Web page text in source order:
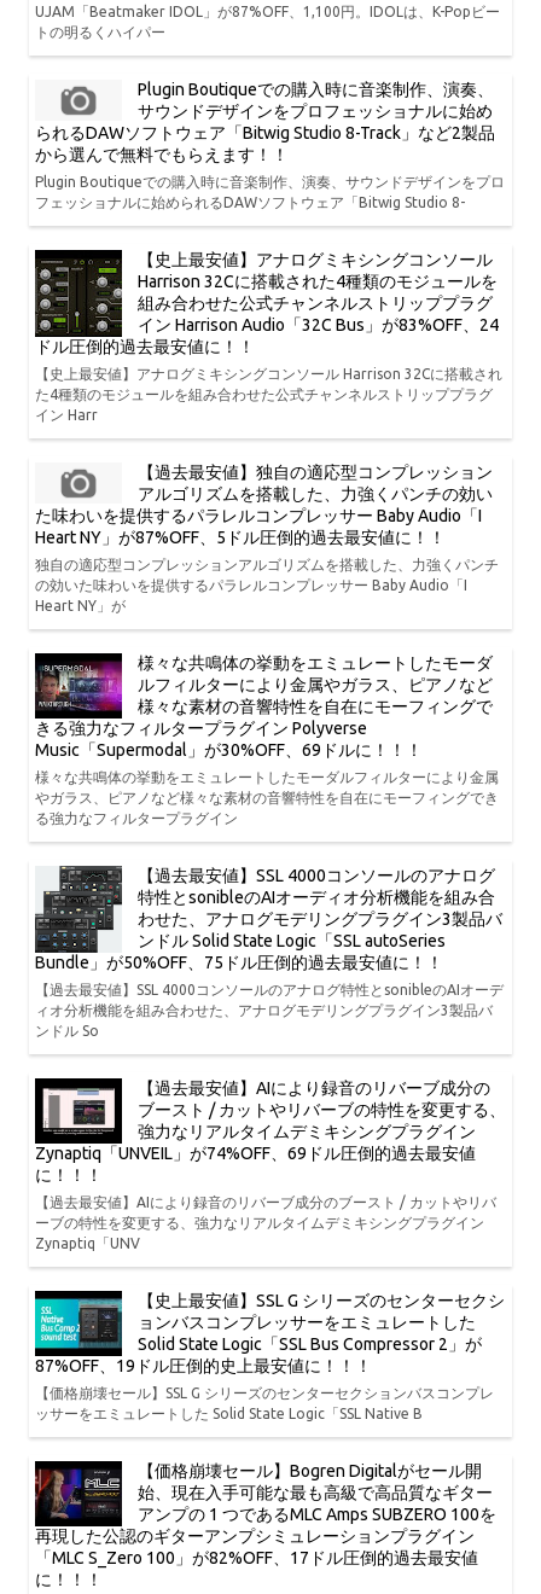
UJAM「Beatmaker IDOL」が87%OFF、1,100円。IDOLは、K-Popビー
トの明るくハイパー
Plugin Boutiqueでの購入時に音楽制作、演奏、
サウンドデザインをプロフェッショナルに始め
られるDAWソフトウェア「Bitwig Studio 8-Track」など2製品
から選んで無料でもらえます！！
Plugin Boutiqueでの購入時に音楽制作、演奏、サウンドデザインをプロ
フェッショナルに始められるDAWソフトウェア「Bitwig Studio 8-
【史上最安値】アナログミキシングコンソール
Harrison 32Cに搭載された4種類のモジュールを
組み合わせた公式チャンネルストリッププラグ
イン Harrison Audio「32C Bus」が83%OFF、24
ドル圧倒的過去最安値に！！
【史上最安値】アナログミキシングコンソール Harrison 32Cに搭載され
た4種類のモジュールを組み合わせた公式チャンネルストリッププラグ
イン Harr
【過去最安値】独自の適応型コンプレッション
アルゴリズムを搭載した、力強くパンチの効い
た味わいを提供するパラレルコンプレッサー Baby Audio「I
Heart NY」が87%OFF、5ドル圧倒的過去最安値に！！
独自の適応型コンプレッションアルゴリズムを搭載した、力強くパンチ
の効いた味わいを提供するパラレルコンプレッサー Baby Audio「I
Heart NY」が
様々な共鳴体の挙動をエミュレートしたモーダ
ルフィルターにより金属やガラス、ピアノなど
様々な素材の音響特性を自在にモーフィングで
きる強力なフィルタープラグイン Polyverse
Music「Supermodal」が30%OFF、69ドルに！！！
様々な共鳴体の挙動をエミュレートしたモーダルフィルターにより金属
やガラス、ピアノなど様々な素材の音響特性を自在にモーフィングでき
る強力なフィルタープラグイン
【過去最安値】SSL 4000コンソールのアナログ
特性とsonibleのAIオーディオ分析機能を組み合
わせた、アナログモデリングプラグイン3製品バ
ンドル Solid State Logic「SSL autoSeries
Bundle」が50%OFF、75ドル圧倒的過去最安値に！！
【過去最安値】SSL 4000コンソールのアナログ特性とsonibleのAIオーデ
ィオ分析機能を組み合わせた、アナログモデリングプラグイン3製品バ
ンドル So
【過去最安値】AIにより録音のリバーブ成分の
ブースト / カットやリバーブの特性を変更する、
強力なリアルタイムデミキシングプラグイン
Zynaptiq「UNVEIL」が74%OFF、69ドル圧倒的過去最安値
に！！！
【過去最安値】AIにより録音のリバーブ成分のブースト / カットやリバ
ーブの特性を変更する、強力なリアルタイムデミキシングプラグイン
Zynaptiq「UNV
【史上最安値】SSL G シリーズのセンターセクシ
ョンバスコンプレッサーをエミュレートした
Solid State Logic「SSL Bus Compressor 2」が
87%OFF、19ドル圧倒的史上最安値に！！！
【価格崩壊セール】SSL G シリーズのセンターセクションバスコンプレ
ッサーをエミュレートした Solid State Logic「SSL Native B
【価格崩壊セール】Bogren Digitalがセール開
始、現在入手可能な最も高級で高品質なギター
アンプの 1 つであるMLC Amps SUBZERO 100を
再現した公認のギターアンプシミュレーションプラグイン
「MLC S_Zero 100」が82%OFF、17ドル圧倒的過去最安値
に！！！